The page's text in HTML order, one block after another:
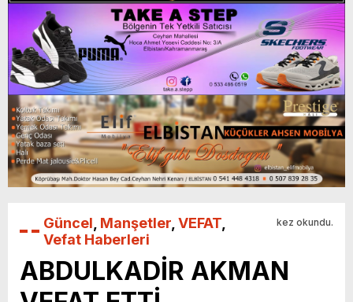
Güncel Manşetler VEFAT
Vefat Haberleri
kez okundu.
ABDULKADİR AKMAN